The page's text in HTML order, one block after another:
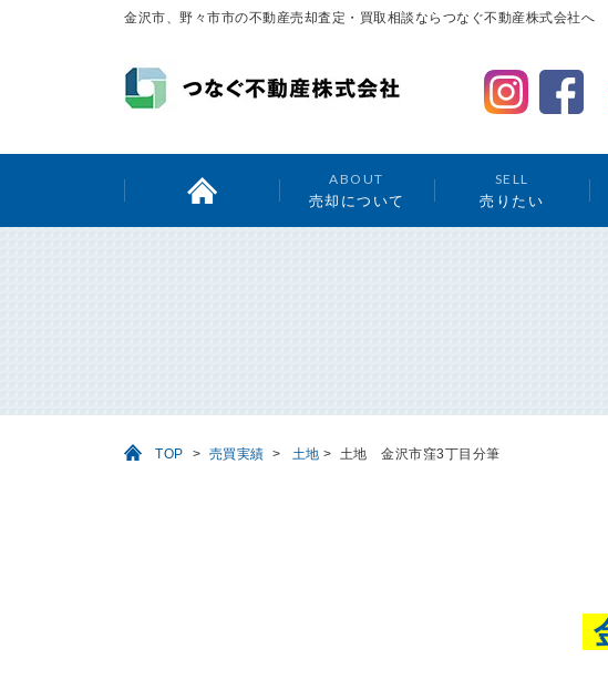
金沢市、野々市市の不動産売却査定・買取相談ならつなぐ不動産株式会社へ
ABOUT
売却について
SELL
売りたい
TOP > 売買実績 > 土地 > 土地 金沢市窪3丁目分筆